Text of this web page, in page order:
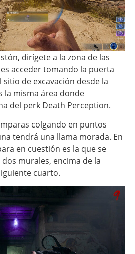
dirígete a la zona de las
acceder tomando la puerta
de excavación desde la
la misma área donde
del perk Death Perception.
colgando en puntos
tendrá una llama morada. En
en cuestión es la que se
murales, encima de la
cuarto.